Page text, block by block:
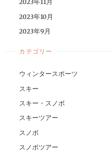
2023年11月
2023年10月
2023年9月
カテゴリー
ウィンタースポーツ
スキー
スキー・スノボ
スキーツアー
スノボ
スノボツアー